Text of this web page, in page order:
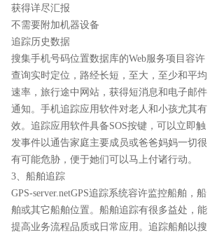
获得详尽汇报
不需要附加机器设备
追踪历史数据
搜集手机号码位置数据库的Web服务项目容许
查询实时定位，路经长短，至大，至少和平均
速率，旅行途中网站，获得短消息和电子邮件
通知。手机追踪应用软件对老人和小孩尤其有
效。追踪应用软件具备SOS按键，可以立即触
发事件以通告家庭主要成员或爸爸妈妈一切很
有可能危胁，便于她们可以马上付诸行动。
3、船舶追踪
GPS-server.netGPS追踪系统容许监控船舶，船
舶或其它船舶位置。船舶追踪有很多益处，能
提高业务流程品质或日常应用。追踪船舶以搜